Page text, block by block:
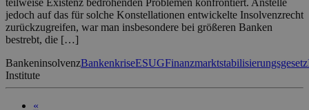
teilweise Existenz bedrohenden Problemen konfrontiert. Anstelle
jedoch auf das für solche Konstellationen entwickelte Insolvenzrecht
zurückzugreifen, war man insbesondere bei größeren Banken
bestrebt, die […]
BankeninsolvenzBankenkriseESUGFinanzmarktstabilisierungsgesetz
Institute
«